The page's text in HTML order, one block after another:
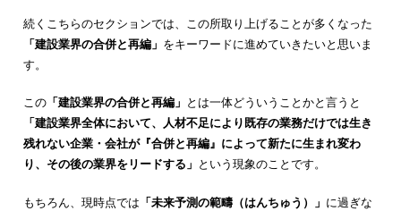
続くこちらのセクションでは、この所取り上げることが多くなった
「建設業界の合併と再編」 をキーワードに進めていきたいと思いま
す。
この「建設業界の合併と再編」 とは一体どういうことかと言うと
「建設業界全体において、人材不足により既存の業務だけでは生き
残れない企業・会社が『合併と再編』によって新たに生まれ変わ
り、その後の業界をリードする」 という現象のことです。
もちろん、現時点では 「未来予測の範疇（はんちゅう）」 に過ぎな